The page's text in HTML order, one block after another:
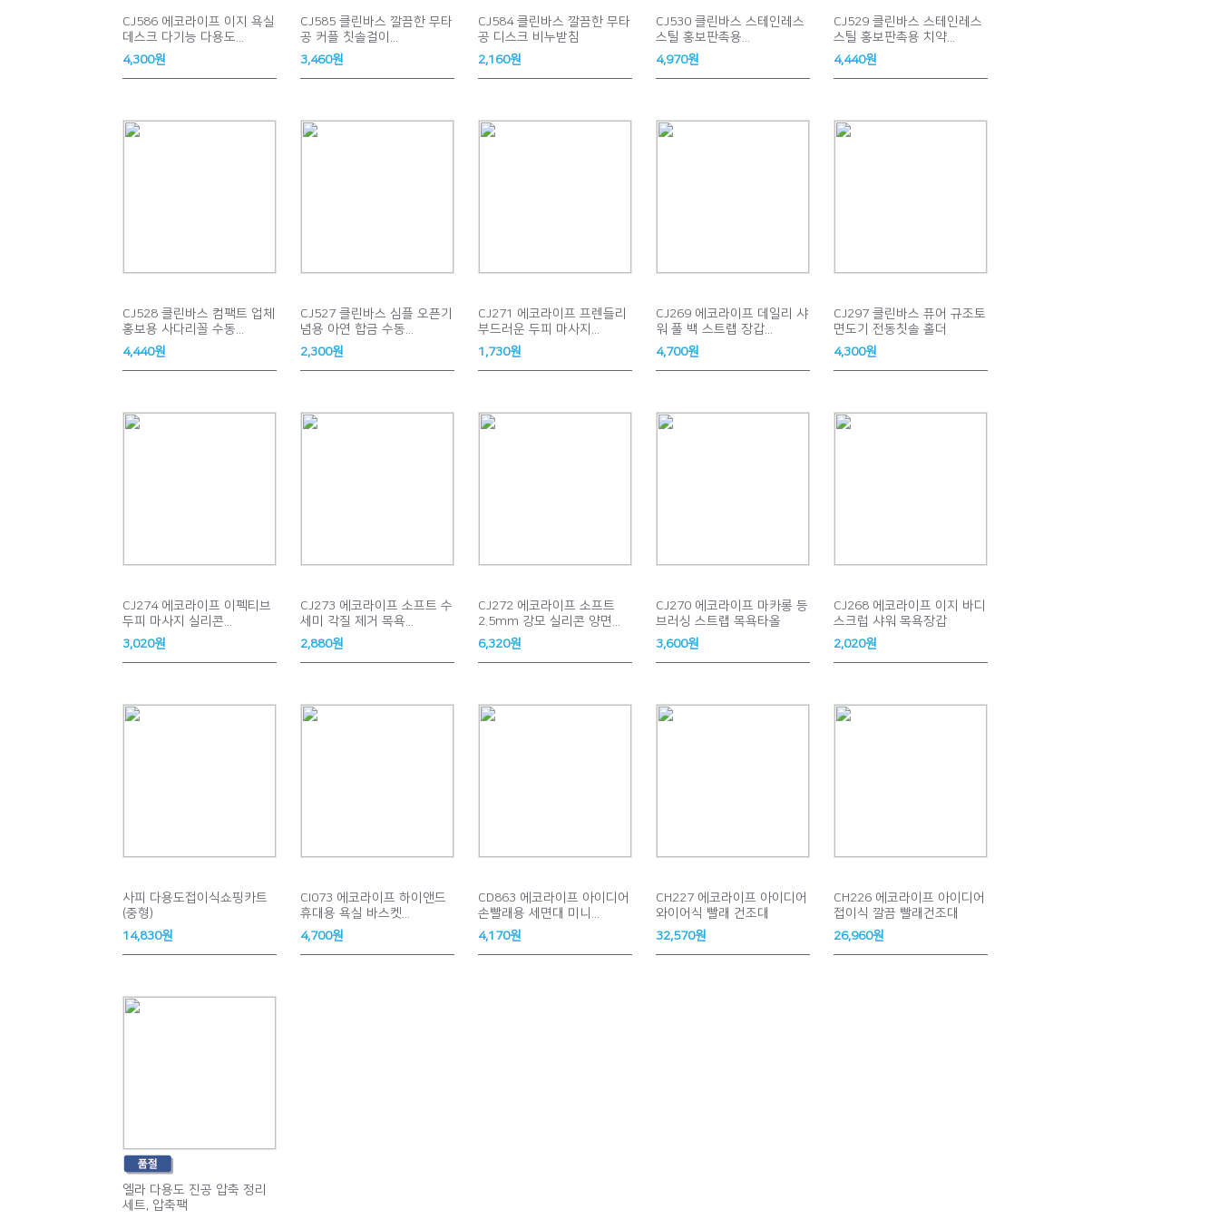
CJ586 에코라이프 이지 욕실
데스크 다기능 다용도...
4,300원
CJ585 클린바스 깔끔한 무타
공 커플 칫솔걸이...
3,460원
CJ584 클린바스 깔끔한 무타
공 디스크 비누받침
2,160원
CJ530 클린바스 스테인레스
스틸 홍보판촉용...
4,970원
CJ529 클린바스 스테인레스
스틸 홍보판촉용 치약...
4,440원
CJ528 클린바스 컴팩트 업체
홍보용 사다리꼴 수동...
4,440원
CJ527 클린바스 심플 오픈기
념용 아연 합금 수동...
2,300원
CJ271 에코라이프 프렌들리
부드러운 두피 마사지...
1,730원
CJ269 에코라이프 데일리 샤
워 풀 백 스트랩 장갑...
4,700원
CJ297 클린바스 퓨어 규조토
면도기 전동칫솔 홀더
4,300원
CJ274 에코라이프 이펙티브
두피 마사지 실리콘...
3,020원
CJ273 에코라이프 소프트 수
세미 각질 제거 목욕...
2,880원
CJ272 에코라이프 소프트
2.5mm 강모 실리콘 양면...
6,320원
CJ270 에코라이프 마카롱 등
브러싱 스트랩 목욕타올
3,600원
CJ268 에코라이프 이지 바디
스크럽 샤워 목욕장갑
2,020원
사피 다용도접이식쇼핑카트
(중형)
14,830원
CI073 에코라이프 하이앤드
휴대용 욕실 바스켓...
4,700원
CD863 에코라이프 아이디어
손빨래용 세면대 미니...
4,170원
CH227 에코라이프 아이디어
와이어식 빨래 건조대
32,570원
CH226 에코라이프 아이디어
접이식 깔끔 빨래건조대
26,960원
엘라 다용도 진공 압축 정리
세트, 압축팩